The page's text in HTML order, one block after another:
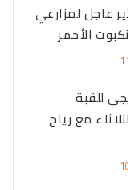
عاجل لمزارعي
الأحمر
للقبة
مع رياح